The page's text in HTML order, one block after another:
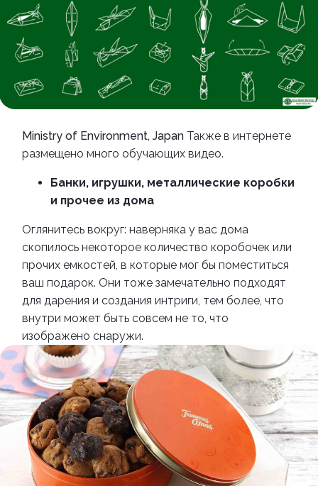
Ministry of Environment, Japan Также в интернете
размещено много обучающих видео.
Банки, игрушки, металлические коробки
и прочее из дома
Оглянитесь вокруг: наверняка у вас дома
скопилось некоторое количество коробочек или
прочих емкостей, в которые мог бы поместиться
ваш подарок. Они тоже замечательно подходят
для дарения и создания интриги, тем более, что
внутри может быть совсем не то, что
изображено снаружи.